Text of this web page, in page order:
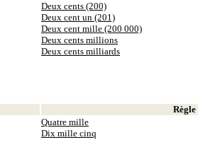
Deux cents (200)
Deux cent un (201)
Deux cent mille (200 000)
Deux cents millions
Deux cents milliards
Quatre mille
Dix mille cinq